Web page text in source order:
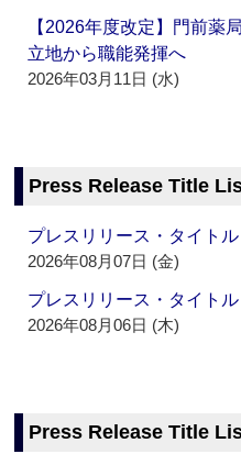
【2026年度改定】門前薬
立地から職能発揮へ
2026年03月11日 (水)
Press Release Title
プレスリリース・タイト
2026年08月07日 (金)
プレスリリース・タイト
2026年08月06日 (木)
Press Release Title